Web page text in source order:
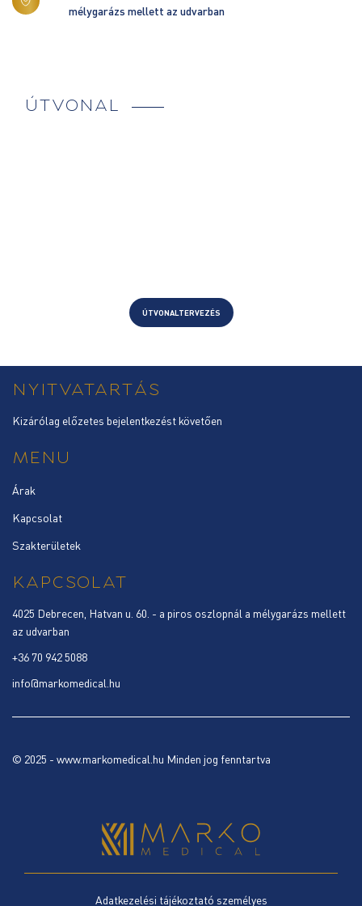
mélygarázs mellett az udvarban
ÚTVONAL
ÚTVONALTERVEZÉS
NYITVATARTÁS
Kizárólag előzetes bejelentkezést követően
MENU
Árak
Kapcsolat
Szakterületek
KAPCSOLAT
4025 Debrecen, Hatvan u. 60. - a piros oszlopnál a mélygarázs mellett
az udvarban
+36 70 942 5088
info@markomedical.hu
© 2025 - www.markomedical.hu Minden jog fenntartva
Adatkezelési tájékoztató személyes